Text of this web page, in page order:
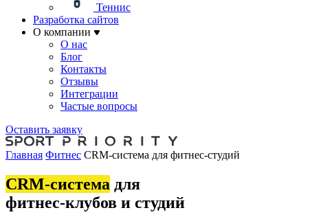
Теннис
Разработка сайтов
О компании
О нас
Блог
Контакты
Отзывы
Интеграции
Частые вопросы
Оставить заявку
Главная Фитнес CRM-система для фитнес-студий
CRM-система для
фитнес-клубов и студий